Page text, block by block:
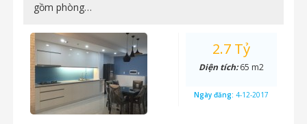
gồm phòng…
2.7 Tỷ
Diện tích:65 m2
Ngày đăng: 4-12-2017